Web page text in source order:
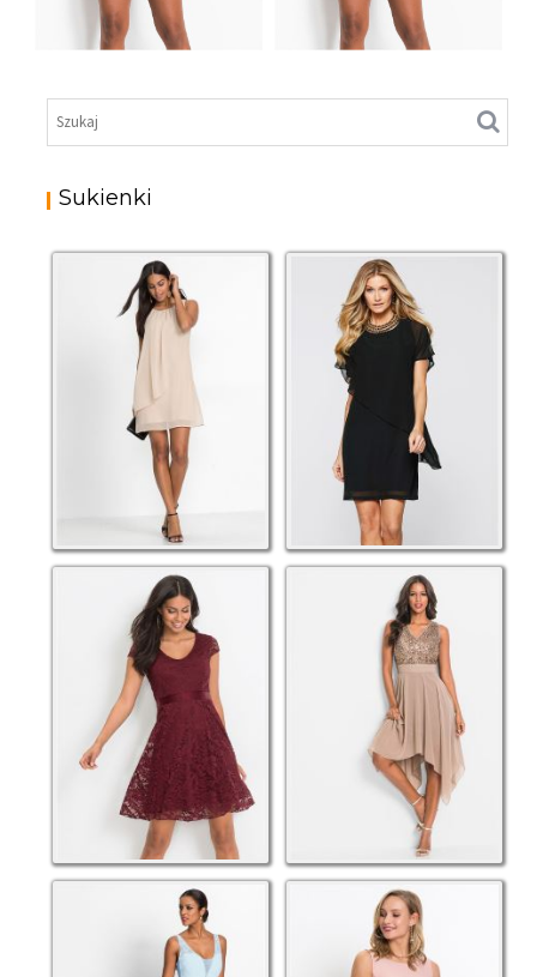
MINI SUKIENKA
POŁYSKUJĄCA
MINI SUKIENKA
POŁYSKUJĄCA
CZARNA
Sukienki